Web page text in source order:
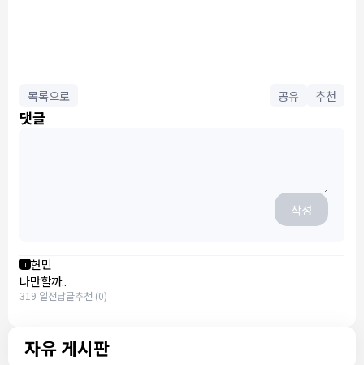
목록으로 공유 추천
댓글
작성
1 현민
나만할까..
319 일전답글추천 (0)
자유 게시판